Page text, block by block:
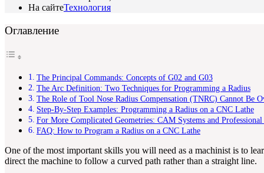
На сайтеТехнология
Оглавление
The Principal Commands: Concepts of G02 and G03
The Arc Definition: Two Techniques for Programming a Radius
The Role of Tool Nose Radius Compensation (TNRC) Cannot Be
Step-By-Step Examples: Programming a Radius on a CNC Lathe
For More Complicated Geometries: CAM Systems and Professional
FAQ: How to Program a Radius on a CNC Lathe
One of the most important skills you will need as a machinist is to
direct the machine to follow a curved path rather than a straight line.